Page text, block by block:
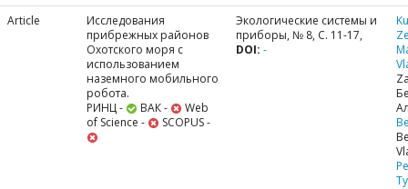
Article
Исследования
прибрежных районов
Охотского моря с
использованием
наземного мобильного
робота.
РИНЦ -
ВАК -
Web
of Science -
SCOPUS -
Экологические системы и
приборы, № 8, С. 11-17,
DOI: -